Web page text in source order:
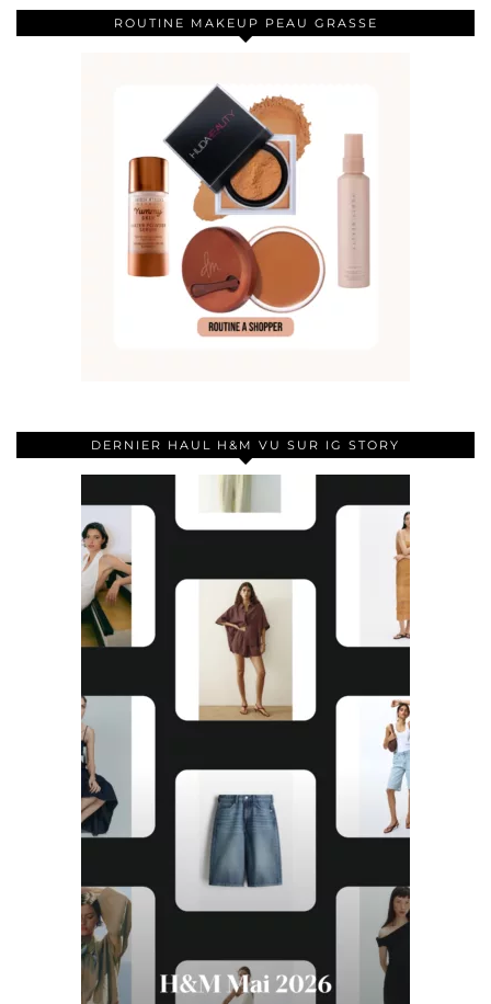
ROUTINE MAKEUP PEAU GRASSE
DERNIER HAUL H&M VU SUR IG STORY